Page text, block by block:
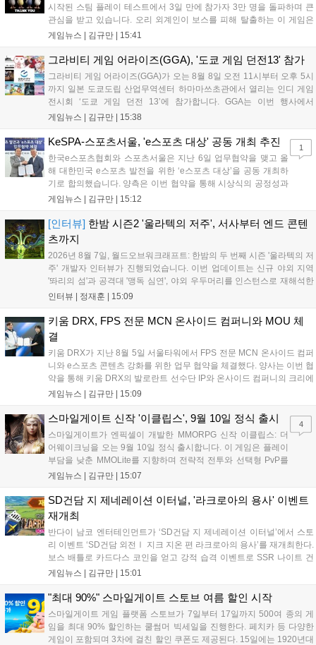
시작된 스팀 플레이 테스트에서 3일 만에 참가자 3만 명을 돌파하며 큰
관심을 받고 있습니다. 오리 외계인이 보스를 피해 탈출하는 이 게임은
최대 4인 협동을 지원하며, 소음 관리와 물리 법칙을 활용한 전략적 플레
을 개선 중이며, 상세 정보는 스팀 페이지에서 확인 가능합니다....
게임뉴스 | 김규만 15:41
그라비티 게임 어라이즈(GGA), '도쿄 게임 던전13' 참가
그라비티 게임 어라이즈(GGA)가 오는 8월 8일 오전 11시부터 오후 5시
까지 일본 도쿄도립 산업무역센터 하마마쓰초관에서 열리는 인디 게임
전시회 ‘도쿄 게임 던전 13’에 참가합니다. GGA는 이번 행사에서
‘JALECO ARCADE COLLECTION’ 시리즈의 미공개 작품 12종을 최초
입니다. 시연 참여 관람객에게는 선착순으로 특별 굿즈를 증정하며, 인
디 게임 생태계 활성화와 신규 타이틀 반응 확인을 목표로 합니다....
게임뉴스 | 김규만 15:38
KeSPA-스포츠서울, 'e스포츠 대상' 공동 개최 추진
한국e스포츠협회와 스포츠서울은 지난 6일 업무협약을 맺고 올
해 대한민국 e스포츠 발전을 위한 ‘e스포츠 대상’을 공동 개최하
기로 합의했습니다. 양측은 이번 협약을 통해 시상식의 공정성과
전문성을 강화하고 MZ세대를 겨냥한 미디어 영향력을 확대해 e
김영만 회장은 10년 만에 재추진되는 이번 시상식이 e스포츠의
성과와 가치를 널리 알리는 권위 있는 행사가 되도록 노력하겠다
고 밝혔습니다....
게임뉴스 | 김규만 15:12
1
[인터뷰] 한밤 시즌2 '울라텍의 저주', 서사부터 엔드 콘텐
츠까지
2026년 8월 7일, 월드오브워크래프트: 한밤의 두 번째 시즌 '울라텍의 저
주' 개발자 인터뷰가 진행되었습니다. 이번 업데이트는 신규 야외 지역
'똬리의 섬'과 공격대 '맹독 심연', 야외 우두머리를 인스턴스로 재해석한
'소굴'을 포함합니다. 개발진은 하우징 시스템 개선 및 신화+ 던전 로테이
를 표했습니다....
인터뷰 | 정재훈 15:09
키움 DRX, FPS 전문 MCN 온사이드 컴퍼니와 MOU 체
결
키움 DRX가 지난 8월 5일 서울타워에서 FPS 전문 MCN 온사이드 컴퍼
니와 e스포츠 콘텐츠 강화를 위한 업무 협약을 체결했다. 양사는 이번 협
약을 통해 키움 DRX의 발로란트 선수단 IP와 온사이드 컴퍼니의 크리에
이터 네트워크를 결합하여 정규 및 특별 콘텐츠를 공동 기획한다. 또한
오프라인 연계 프로그램을 순차적으로 선보이며 e스포츠 생태계 확장에
나설 계획이다....
게임뉴스 | 김규만 15:09
스마일게이트 신작 '이클립스', 9월 10일 정식 출시
스마일게이트가 엔픽셀이 개발한 MMORPG 신작 이클립스: 더
어웨이크닝을 오는 9월 10일 정식 출시합니다. 이 게임은 플레이
부담을 낮춘 MMOLite를 지향하며 전략적 전투와 선택형 PvP를
특징으로 합니다. 현재 공식 홈페이지와 앱 마켓에서 사전등록을
니다. 또한 카카오톡 채널 추가 시 주차별 스페셜 쿠폰과 한정 스
킨, 경품 이벤트 등 풍성한 혜택을 마련해 이용자들의 기대를 모
으고 있습니다....
게임뉴스 | 김규만 15:07
4
SD건담 지 제네레이션 이터널, '라크로아의 용사' 이벤트
재개최
반다이 남코 엔터테인먼트가 ‘SD건담 지 제네레이션 이터널’에서 스토
리 이벤트 ‘SD건담 외전Ⅰ 지크 지온 편 라크로아의 용사’를 재개최한다.
보스 배틀로 카드다스 코인을 얻고 강적 습격 이벤트로 SSR 나이트 건
담을 획득할 수 있다. 로그인 보너스로 최대 다이아 3,000개를 지급하며,
원 증정한다. 또한 9월 30일까지 공식 유튜브에서 특별 프로그램을 시청
할 수 있다....
게임뉴스 | 김규만 15:01
"최대 90%" 스마일게이트 스토브 여름 할인 시작
스마일게이트 게임 플랫폼 스토브가 7일부터 17일까지 500여 종의 게
임을 최대 90% 할인하는 쿨썸머 빅세일을 진행한다. 페치카 등 다양한
게임이 포함되며 3차에 걸친 할인 쿠폰도 제공된다. 15일에는 1920년대